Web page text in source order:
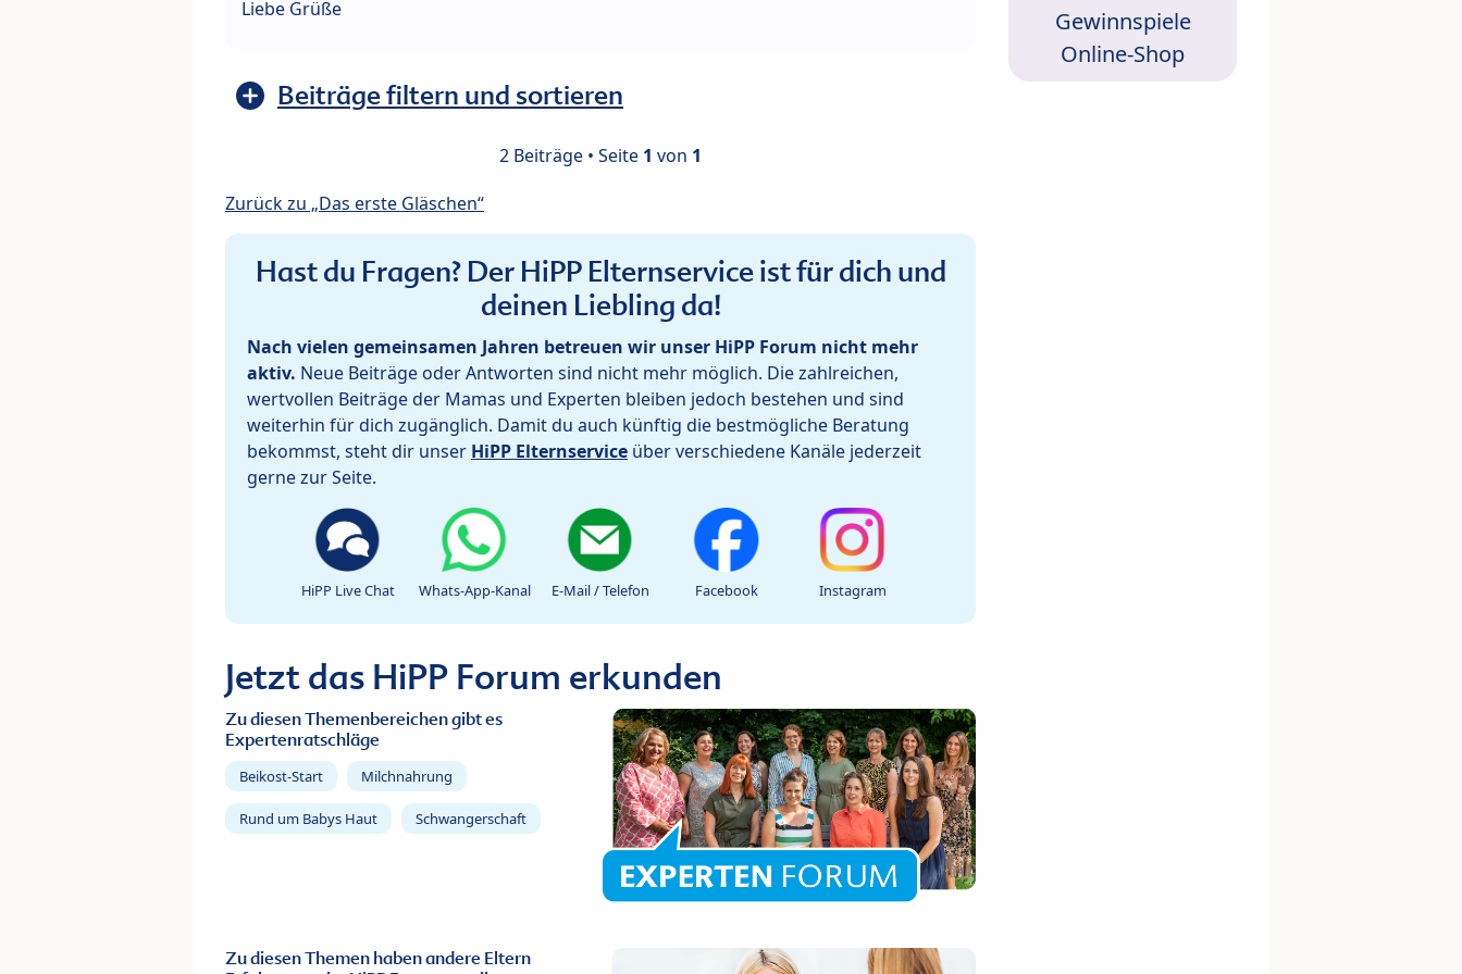
Liebe Grüße
Beiträge filtern und sortieren
2 Beiträge • Seite 1 von 1
Zurück zu „Das erste Gläschen“
Hast du Fragen? Der HiPP Elternservice ist für dich und
deinen Liebling da!
Nach vielen gemeinsamen Jahren betreuen wir unser HiPP Forum nicht mehr
aktiv. Neue Beiträge oder Antworten sind nicht mehr möglich. Die zahlreichen,
wertvollen Beiträge der Mamas und Experten bleiben jedoch bestehen und sind
weiterhin für dich zugänglich. Damit du auch künftig die bestmögliche Beratung
bekommst, steht dir unser HiPP Elternservice über verschiedene Kanäle jederzeit
gerne zur Seite.
HiPP Live Chat Whats-App-Kanal E-Mail / Telefon Facebook Instagram
Jetzt das HiPP Forum erkunden
Zu diesen Themenbereichen gibt es
Expertenratschläge
Beikost-Start Milchnahrung
Rund um Babys Haut Schwangerschaft
Zu diesen Themen haben andere Eltern
Gewinnspiele
Online-Shop